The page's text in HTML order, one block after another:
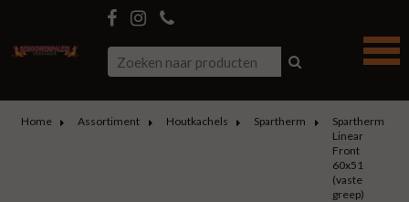
Home Assortiment Houtkachels Spartherm
Spartherm
Linear
Front
60x51
(vaste
greep)